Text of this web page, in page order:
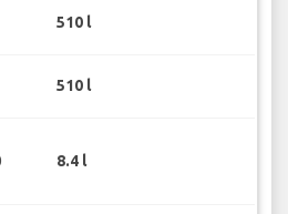
510 l
510 l
8.4 l